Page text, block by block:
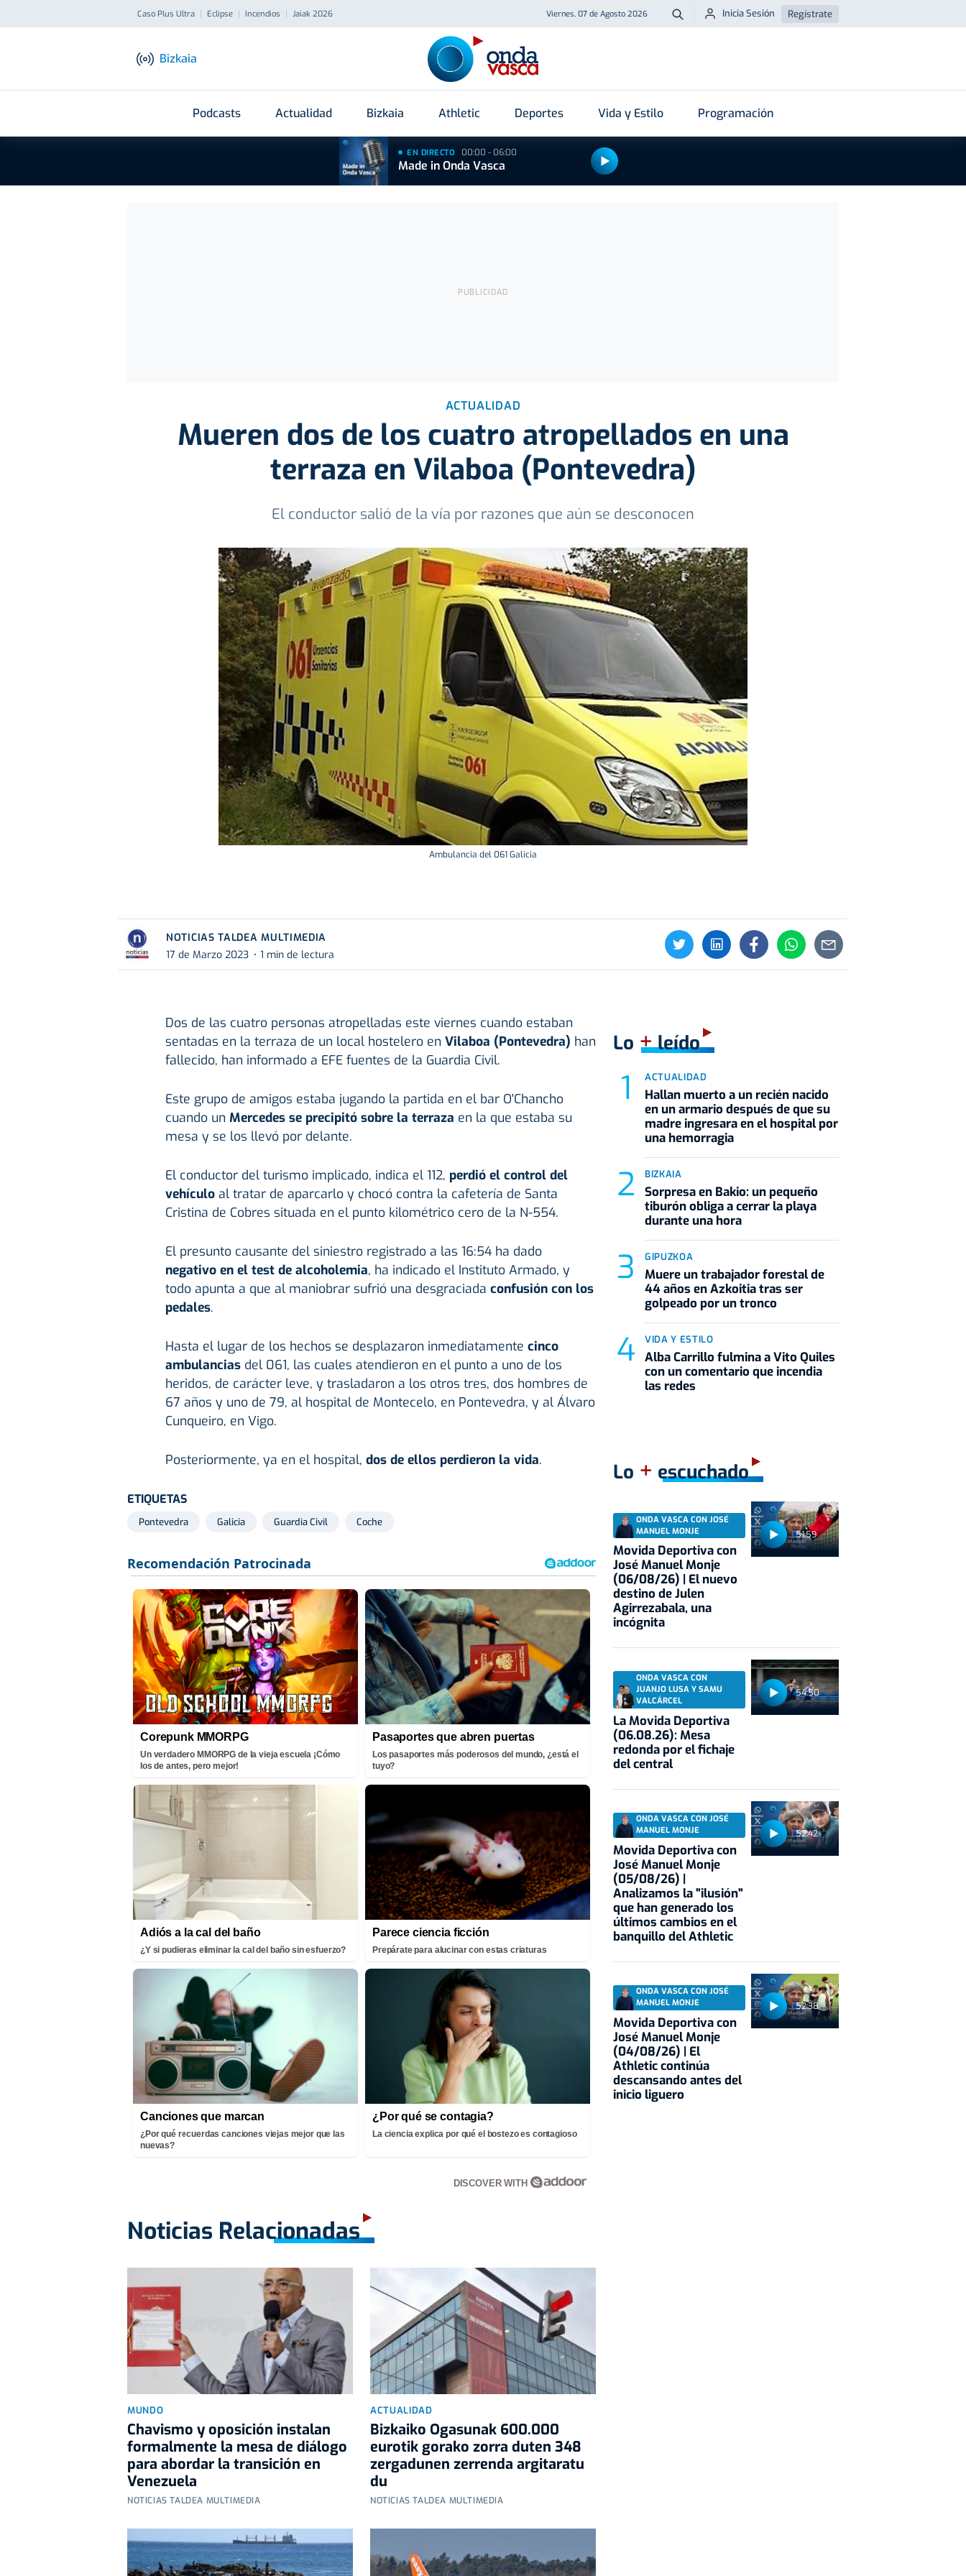
Caso Plus Ultra Eclipse Incendios Jaiak 2026 Viernes, 07 de Agosto 2026 Buscar
Inicia Sesión Regístrate
Bizkaia
Podcasts Actualidad Bizkaia Athletic Deportes Vida y Estilo Programación
EN DIRECTO 00:00 - 06:00
Made in Onda Vasca
ACTUALIDAD
Mueren dos de los cuatro atropellados en una
terraza en Vilaboa (Pontevedra)
El conductor salió de la vía por razones que aún se desconocen
Ambulancia del 061 Galicia
NOTICIAS TALDEA MULTIMEDIA
17 de Marzo 2023
1 min de lectura
Dos de las cuatro personas atropelladas este viernes cuando estaban
sentadas en la terraza de un local hostelero en Vilaboa (Pontevedra) han
fallecido, han informado a EFE fuentes de la Guardia Civil.
Este grupo de amigos estaba jugando la partida en el bar O'Chancho
cuando un Mercedes se precipitó sobre la terraza en la que estaba su
mesa y se los llevó por delante.
El conductor del turismo implicado, indica el 112, perdió el control del
vehículoal tratar de aparcarlo y chocó contra la cafetería de Santa
Cristina de Cobres situada en el punto kilométrico cero de la N-554.
El presunto causante del siniestro registrado a las 16:54 ha dado
negativo en el test de alcoholemia, ha indicado el Instituto Armado, y
todo apunta a que al maniobrar sufrió una desgraciada confusión con los
pedales.
Hasta el lugar de los hechos se desplazaron inmediatamente cinco
ambulanciasdel 061, las cuales atendieron en el punto a uno de los
heridos, de carácter leve, y trasladaron a los otros tres, dos hombres de
67 años y uno de 79, al hospital de Montecelo, en Pontevedra, y al Álvaro
Cunqueiro, en Vigo.
Posteriormente, ya en el hospital, dos de ellos perdieron la vida.
ETIQUETAS
Pontevedra Galicia Guardia Civil Coche
Corepunk MMORPG
Un verdadero MMORPG de la vieja escuela ¡Cómo
los de antes, pero mejor!
Pasaportes que abren puertas
Los pasaportes más poderosos del mundo, ¿está el
tuyo?
Adiós a la cal del baño
¿Y si pudieras eliminar la cal del baño sin esfuerzo?
Parece ciencia ficción
Prepárate para alucinar con estas criaturas
Canciones que marcan
¿Por qué recuerdas canciones viejas mejor que las
nuevas?
¿Por qué se contagia?
La ciencia explica por qué el bostezo es contagioso
DISCOVER WITH
Noticias Relacionadas
MUNDO
Chavismo y oposición instalan
formalmente la mesa de diálogo
para abordar la transición en
Venezuela
NOTICIAS TALDEA MULTIMEDIA
ACTUALIDAD
Bizkaiko Ogasunak 600.000
eurotik gorako zorra duten 348
zergadunen zerrenda argitaratu
du
NOTICIAS TALDEA MULTIMEDIA
Lo +leído
ACTUALIDAD
Hallan muerto a un recién nacido
en un armario después de que su
madre ingresara en el hospital por
una hemorragia
BIZKAIA
Sorpresa en Bakio: un pequeño
tiburón obliga a cerrar la playa
durante una hora
GIPUZKOA
Muere un trabajador forestal de
44 años en Azkoitia tras ser
golpeado por un tronco
VIDA Y ESTILO
Alba Carrillo fulmina a Vito Quiles
con un comentario que incendia
las redes
Lo + escuchado
51:59
ONDA VASCA CON JOSÉ
MANUEL MONJE
Movida Deportiva con
José Manuel Monje
(06/08/26) | El nuevo
destino de Julen
Agirrezabala, una
incógnita
54:50
ONDA VASCA CON
JUANJO LUSA Y SAMU
VALCÁRCEL
La Movida Deportiva
(06.08.26): Mesa
redonda por el fichaje
del central
52:42
ONDA VASCA CON JOSÉ
MANUEL MONJE
Movida Deportiva con
José Manuel Monje
(05/08/26) |
Analizamos la "ilusión"
que han generado los
últimos cambios en el
banquillo del Athletic
52:38
ONDA VASCA CON JOSÉ
MANUEL MONJE
Movida Deportiva con
José Manuel Monje
(04/08/26) | El
Athletic continúa
descansando antes del
inicio liguero